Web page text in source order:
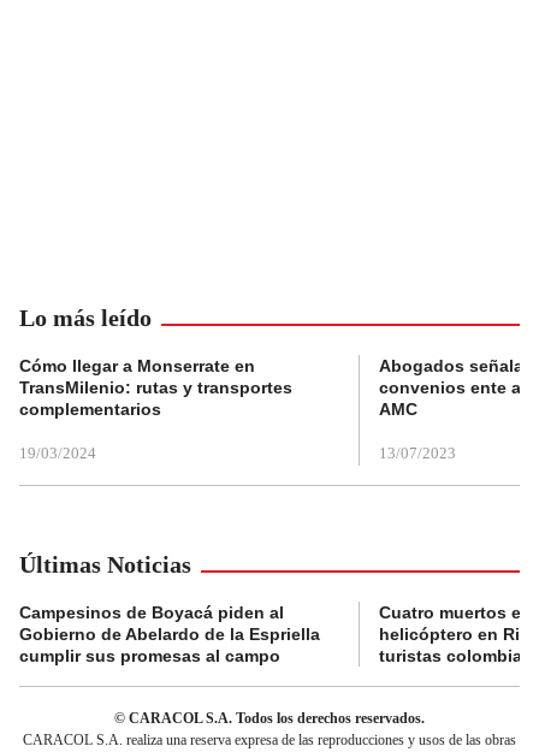
Lo más leído
Cómo llegar a Monserrate en
TransMilenio: rutas y transportes
complementarios
19/03/2024
Abogados
convenios ente
AMC
13/07/2023
Últimas Noticias
Campesinos de Boyacá piden al
Gobierno de Abelardo de la Espriella
cumplir sus promesas al campo
Cuatro muertos en
helicóptero en
turistas
© CARACOL S.A. Todos los derechos reservados.
CARACOL S.A. realiza una reserva expresa de las reproducciones y usos de las obras